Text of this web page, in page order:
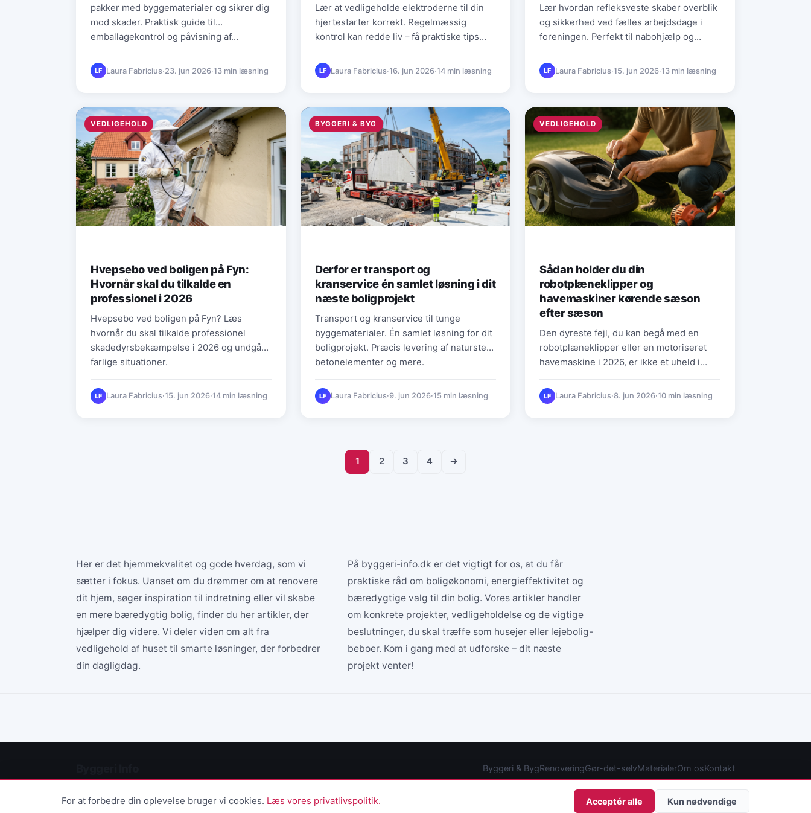
pakker med byggematerialer og sikrer dig
mod skader. Praktisk guide til
emballagekontrol og påvisning af…
LF Laura Fabricius·23. jun 2026·13 min læsning
Lær at vedligeholde elektroderne til din
hjertestarter korrekt. Regelmæssig
kontrol kan redde liv – få praktiske tips
LF Laura Fabricius·16. jun 2026·14 min læsning
Lær hvordan refleksveste skaber overblik
og sikkerhed ved fælles arbejdsdage i
foreningen. Perfekt til nabohjælp og
LF Laura Fabricius·15. jun 2026·13 min læsning
VEDLIGEHOLD
Hvepsebo ved boligen på Fyn:
Hvornår skal du tilkalde en
professionel i 2026
Hvepsebo ved boligen på Fyn? Læs
hvornår du skal tilkalde professionel
skadedyrsbekæmpelse i 2026 og undgå
farlige situationer.
LF Laura Fabricius·15. jun 2026·14 min læsning
BYGGERI & BYG
Derfor er transport og
kranservice én samlet løsning i dit
næste boligprojekt
Transport og kranservice til tunge
byggematerialer. Én samlet løsning for dit
boligprojekt. Præcis levering af natursten,
betonelementer og mere.
LF Laura Fabricius·9. jun 2026·15 min læsning
VEDLIGEHOLD
Sådan holder du din
robotplæneklipper og
havemaskiner kørende sæson
efter sæson
Den dyreste fejl, du kan begå med en
robotplæneklipper eller en motoriseret
havemaskine i 2026, er ikke et uheld i…
LF Laura Fabricius·8. jun 2026·10 min læsning
1 2 3 4 →
Her er det hjemmekvalitet og gode hverdag, som vi
sætter i fokus. Uanset om du drømmer om at renovere
dit hjem, søger inspiration til indretning eller vil skabe
en mere bæredygtig bolig, finder du her artikler, der
hjælper dig videre. Vi deler viden om alt fra
vedligehold af huset til smarte løsninger, der forbedrer
din dagligdag.
På byggeri-info.dk er det vigtigt for os, at du får
praktiske råd om boligøkonomi, energieffektivitet og
bæredygtige valg til din bolig. Vores artikler handler
om konkrete projekter, vedligeholdelse og de vigtige
beslutninger, du skal træffe som husejer eller lejebolig-
beboer. Kom i gang med at udforske – dit næste
projekt venter!
Byggeri & BygRenoveringGør-det-selvMaterialerOm osKontakt
© 2026 Byggeri Info · Ophavsret forbeholdt Privatlivspolitik
For at forbedre din oplevelse bruger vi cookies. Læs vores privatlivspolitik. Acceptér alle Kun nødvendige